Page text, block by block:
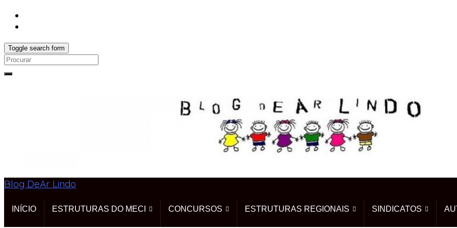
Toggle search form
Search
Blog DeAr Lindo
INÍCIO ESTRUTURAS DO MECI CONCURSOS ESTRUTURAS REGIONAIS SINDICATOS